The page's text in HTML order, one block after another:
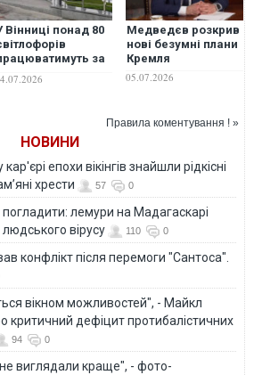
Вінниці понад 80
за
час хвилини
Медведєв розкрив
нові безумні плани
Кремля
05.07.2026
Правила коментування ! »
НОВИНИ
епохи вікінгів знайшли рідкісні
хрести
57 0
лемури на Мадагаскарі
вірусу
110 0
конфлікт після перемоги "Сантоса".
вікном можливостей", - Майкл
критичний дефіцит протибалістичних
94 0
не виглядали краще", - фото-